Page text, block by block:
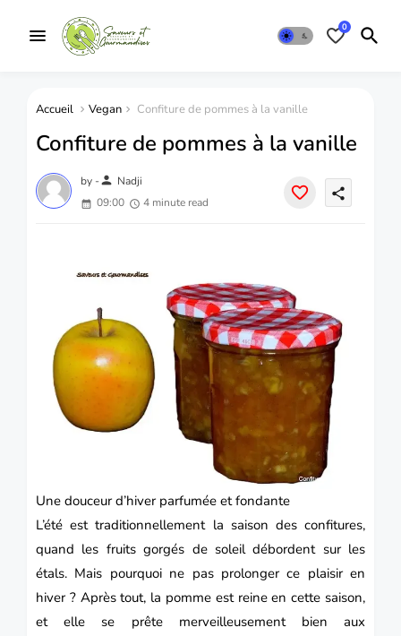
0
Accueil Vegan Confiture de pommes à la vanille
Confiture de pommes à la vanille
by -person Nadji
09:00
4 minute read
share
Une douceur d’hiver parfumée et fondante
L’été est traditionnellement la saison des confitures,
quand les fruits gorgés de soleil débordent sur les
étals. Mais pourquoi ne pas prolonger ce plaisir en
hiver ? Après tout, la pomme est reine en cette saison,
et elle se prête merveilleusement bien aux